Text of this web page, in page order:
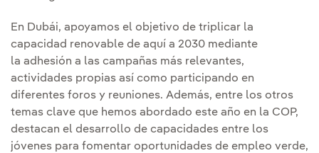
En Dubái, apoyamos el objetivo de triplicar la
capacidad renovable de aquí a 2030 mediante
la adhesión a las campañas más relevantes,
actividades propias así como participando en
diferentes foros y reuniones. Además, entre los otros
temas clave que hemos abordado este año en la COP,
destacan el desarrollo de capacidades entre los
jóvenes para fomentar oportunidades de empleo verde,